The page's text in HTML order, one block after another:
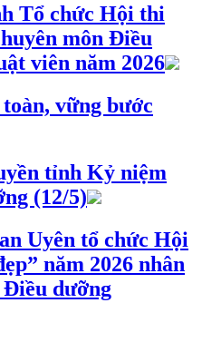
Tổ chức Hội thi
môn Điều
viên năm 2026
vững bước
tỉnh Kỷ niệm
(12/5)
Uyên tổ chức Hội
năm 2026 nhân
Điều dưỡng